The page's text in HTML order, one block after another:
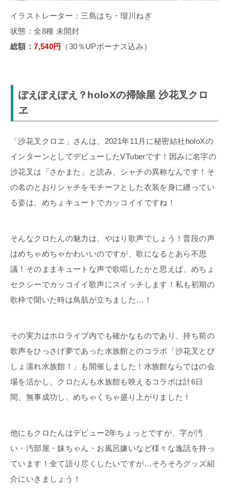
イラストレーター：三島はち・瑠川ねぎ
状態：全8種 未開封
総額：7,540円 （30％UPボーナス込み）
ぽえぽえぽえ？holoXの掃除屋 沙花叉クロ
ヱ
「沙花叉クロヱ」さんは、2021年11月に秘密結社holoXの
インターンとしてデビューしたVTuberです！因みに名字の
沙花叉は「さかまた」と読み、シャチの異称なんです！そ
の名のとおりシャチをモチーフとした衣装を身に纏ってい
る姿は、めちょキュートでカッコイイですね！
そんなクロたんの魅力は、やはり歌声でしょう！普段の声
はめちゃめちゃかわいいのですが、歌になるとあら不思
議！そのままキュートな声で歌唱したかと思えば、めちょ
セクシーでカッコイイ歌声にスイッチします！私も初期の
歌枠で聞いた時は鳥肌が立ちました…！
その実力はホロライブ内でも確かなものであり、持ち前の
歌声をひっさげ夢であった水族館とのコラボ「沙花叉とび
しょ濡れ水族館！」も開催しました！水族館ならではの会
場を活かし、クロたんも水族館も映えるコラボは計6日
間、無事成功し、めちゃくちゃ盛り上がりました！
他にもクロたんはデビュー2年ちょっとですが、字が汚
い・汚部屋・妹ちゃん・お風呂嫌いなど様々な逸話を持っ
ています！全て語り尽くしたいですが…そろそろグッズ紹
介にいきましょう！